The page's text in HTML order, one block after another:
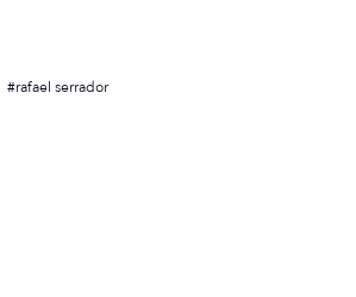
rafael serrador